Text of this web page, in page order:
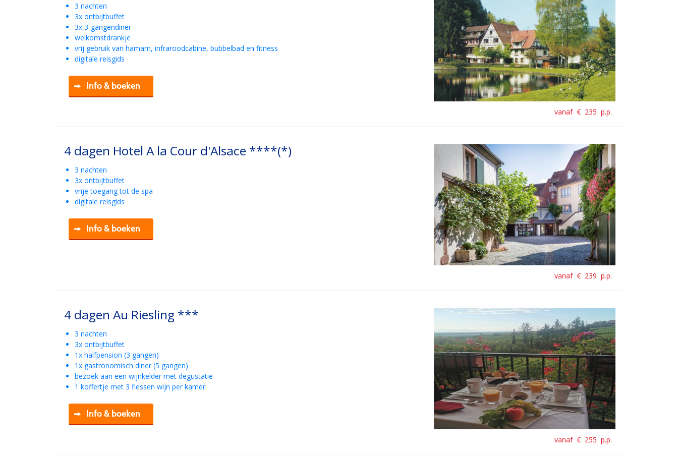
vanaf € 235 p.p.
3 nachten
3x ontbijtbuffet
3x 3-gangendiner
welkomstdrankje
vrij gebruik van hamam, infraroodcabine, bubbelbad en fitness
digitale reisgids
Info & boeken
vanaf € 239 p.p.
4 dagen Hotel A la Cour d'Alsace ****(*)
3 nachten
3x ontbijtbuffet
vrije toegang tot de spa
digitale reisgids
Info & boeken
vanaf € 255 p.p.
4 dagen Au Riesling ***
3 nachten
3x ontbijtbuffet
1x halfpension (3 gangen)
1x gastronomisch diner (5 gangen)
bezoek aan een wijnkelder met degustatie
1 koffertje met 3 flessen wijn per kamer
Info & boeken